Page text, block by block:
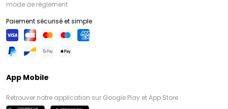
mode de règlement
Paiement sécurisé et simple
App Mobile
Retrouver notre application sur Google Play et App Store